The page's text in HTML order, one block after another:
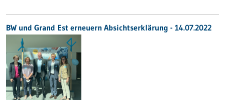
BW und Grand Est erneuern Absichtserklärung - 14.07.2022